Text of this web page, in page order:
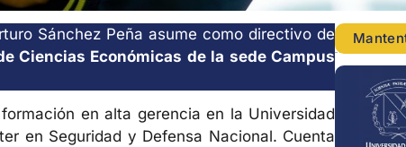
Sánchez Peña asume como directivo de
Ciencias Económicas de la sede Campus
en alta gerencia en la Universidad
en Seguridad y Defensa Nacional. Cuenta